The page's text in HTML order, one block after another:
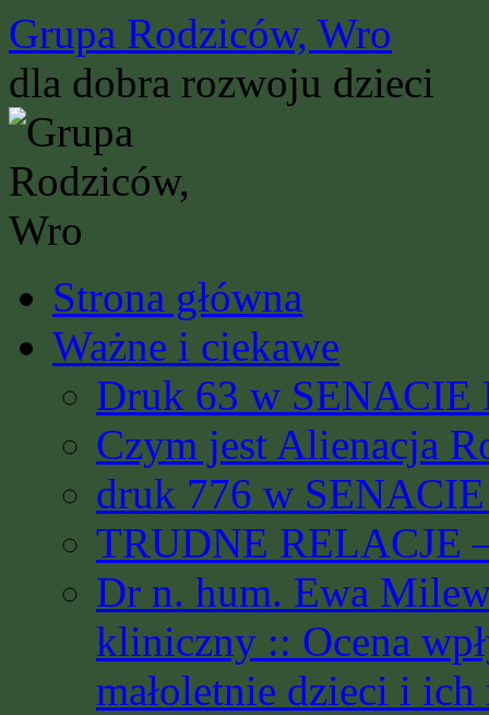
Przejdź
do
treści
Grupa Rodziców, Wro
dla dobra rozwoju dzieci
Strona główna
Ważne i ciekawe
Druk 63 w SENACIE
Czym jest Alienacja
druk 776 w
TRUDNE RELACJE
Dr n. hum. Ewa
kliniczny :: Ocena
małoletnie dzieci i